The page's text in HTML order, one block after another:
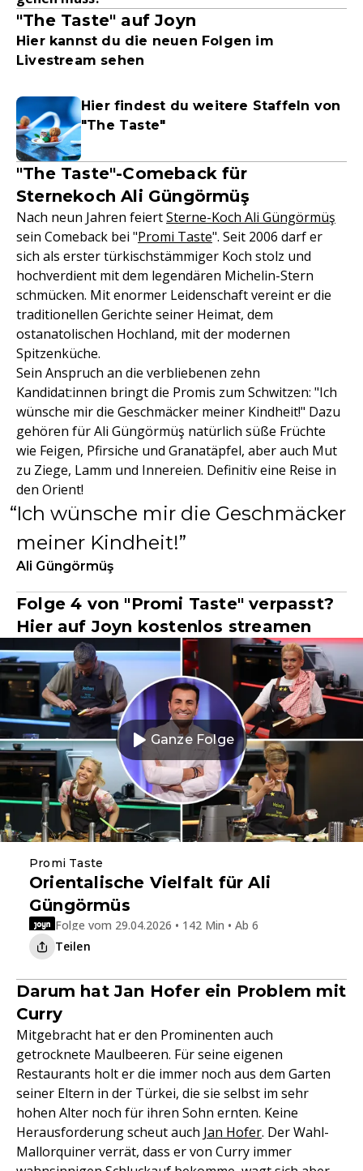
"The Taste" auf Joyn
Hier kannst du die neuen Folgen im
Livestream sehen
Hier findest du weitere Staffeln von
"The Taste"
"The Taste"-Comeback für
Sternekoch Ali Güngörmüş
Nach neun Jahren feiertSterne-Koch Ali Güngörmüş
sein Comeback bei "Promi Taste". Seit 2006 darf er
sich als erster türkischstämmiger Koch stolz und
hochverdient mit dem legendären Michelin-Stern
schmücken. Mit enormer Leidenschaft vereint er die
traditionellen Gerichte seiner Heimat, dem
ostanatolischen Hochland, mit der modernen
Spitzenküche.
Sein Anspruch an die verbliebenen zehn
Kandidat:innen bringt die Promis zum Schwitzen: "Ich
wünsche mir die Geschmäcker meiner Kindheit!" Dazu
gehören für Ali Güngörmüş natürlich süße Früchte
wie Feigen, Pfirsiche und Granatäpfel, aber auch Mut
zu Ziege, Lamm und Innereien. Definitiv eine Reise in
den Orient!
Ich wünsche mir die Geschmäcker
meiner Kindheit!
Ali Güngörmüş
Folge 4 von "Promi Taste" verpasst?
Hier auf Joyn kostenlos streamen
Ganze Folge
Promi Taste
Orientalische Vielfalt für Ali
Güngörmüs
Folge vom 29.04.2026 • 142 Min • Ab 6
Teilen
Darum hat Jan Hofer ein Problem mit
Curry
Mitgebracht hat er den Prominenten auch
getrocknete Maulbeeren. Für seine eigenen
Restaurants holt er die immer noch aus dem Garten
seiner Eltern in der Türkei, die sie selbst im sehr
hohen Alter noch für ihren Sohn ernten. Keine
Herausforderung scheut auch Jan Hofer. Der Wahl-
Mallorquiner verrät, dass er von Curry immer